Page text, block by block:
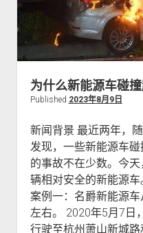
5
1
啦
统
计
代
疑
被
非
法
被
劫
持
为什么新能源车碰
Published 2023年8月9日
新闻背景 最近两年，
发现，一些新能源车
的事故不在少数。今
辆相对安全的新能源
案例一：名爵新能源
左右。 2020年5月7日
行驶至杭州萧山新城路